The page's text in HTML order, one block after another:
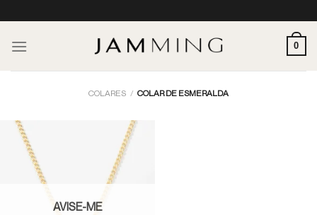
to
content
0
COLARES / COLAR DE ESMERALDA
AVISE-ME